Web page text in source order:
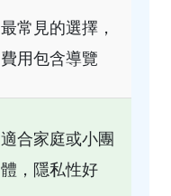
最常見的選擇，
費用包含導覽
適合家庭或小團
體，隱私性好